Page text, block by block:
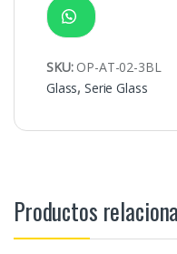
SKU: OP-AT-02-3BL
Glass,Serie Glass
Productos